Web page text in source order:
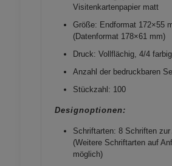
Visitenkartenpapier matt
Größe: Endformat 172×55
(Datenformat 178×61 mm)
Druck: Vollflächig, 4/4
Anzahl der bedruckbaren
Stückzahl: 100
Designoptionen:
Schriftarten: 8 Schriften zur
(Weitere Schriftarten auf
möglich)